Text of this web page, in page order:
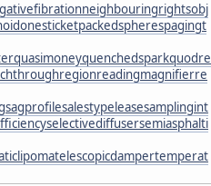
neighbouringrightsobj
onesticketpackedspherespagingt
quasimoneyquenchedsparkquodre
readingmagnifierre
sagprofilesalestypeleasesamplingint
selectivediffusersemiasphalti
telescopicdampertemperat